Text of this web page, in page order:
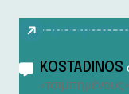
Πρόσφατα
KOSTADINOS